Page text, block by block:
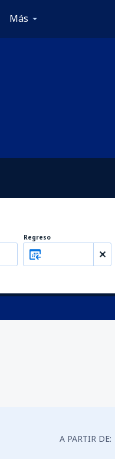
Más
Regreso
A PARTIR DE: